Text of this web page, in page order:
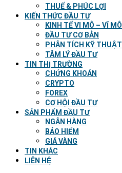
THUẾ & PHÚC LỢI
KIẾN THỨC ĐẦU TƯ
KINH TẾ VI MÔ – VĨ MÔ
ĐẦU TƯ CƠ BẢN
PHÂN TÍCH KỸ THUẬT
TÂM LÝ ĐẦU TƯ
TIN THỊ TRƯỜNG
CHỨNG KHOÁN
CRYPTO
FOREX
CƠ HỘI ĐẦU TƯ
SẢN PHẨM ĐẦU TƯ
NGÂN HÀNG
BẢO HIỂM
GIÁ VÀNG
TIN KHÁC
LIÊN HỆ